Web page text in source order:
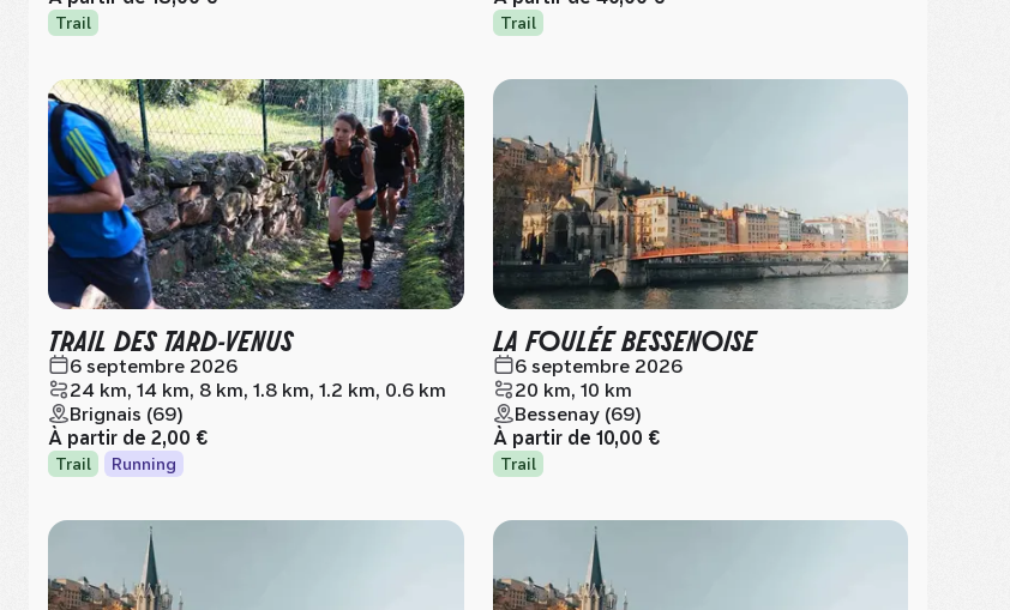
Trail Trail
TRAIL DES TARD-VENUS
6 septembre 2026
24 km, 14 km, 8 km, 1.8 km, 1.2 km, 0.6 km
Brignais (69)
À partir de 2,00 €
Trail Running
LA FOULÉE BESSENOISE
6 septembre 2026
20 km, 10 km
Bessenay (69)
À partir de 10,00 €
Trail